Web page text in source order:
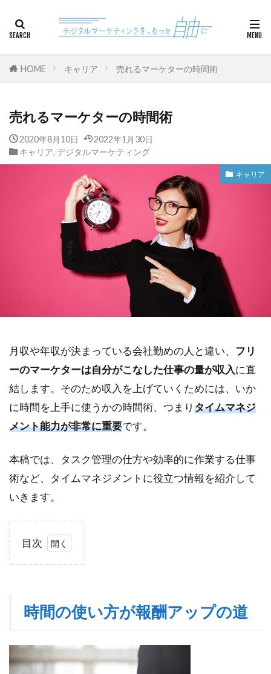
HOME キャリア 売れるマーケターの時間術
売れるマーケターの時間術
2020年8月10日
2022年1月30日
キャリア, デジタルマーケティング
キャリア
月収や年収が決まっている会社勤めの人と違い、 フリ
ーのマーケターは自分がこなした仕事の量が収入に直
結します。そのため収入を上げていくためには、いか
に時間を上手に使うかの時間術、つまりタイムマネジ
メント能力が非常に重要です。
本稿では、タスク管理の仕方や効率的に作業する仕事
術など、タイムマネジメントに役立つ情報を紹介して
いきます。
目次
使
が
報
時間の使い方が報酬アップの道